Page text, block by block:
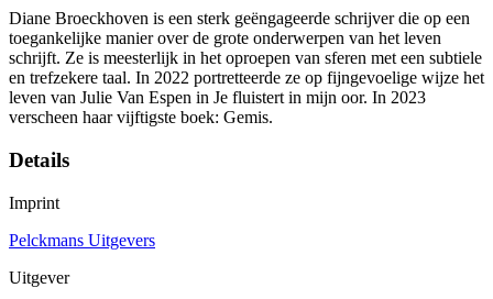
Diane Broeckhoven is een sterk geëngageerde schrijver die op een
toegankelijke manier over de grote onderwerpen van het leven
schrijft. Ze is meesterlijk in het oproepen van sferen met een subtiele
en trefzekere taal. In 2022 portretteerde ze op fijngevoelige wijze het
leven van Julie Van Espen in Je fluistert in mijn oor. In 2023
verscheen haar vijftigste boek: Gemis.
Details
Imprint
Pelckmans Uitgevers
Uitgever